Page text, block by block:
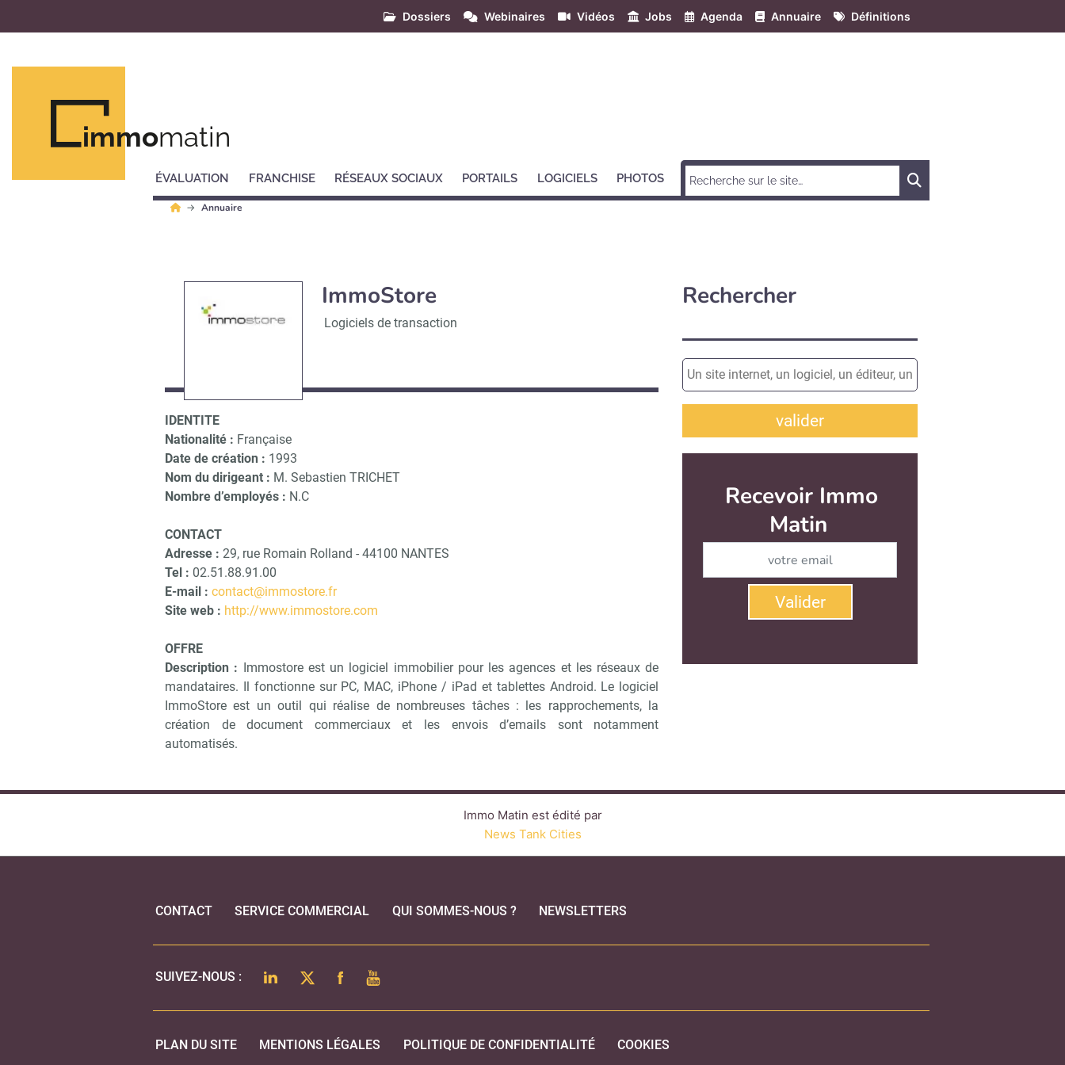
Dossiers Webinaires Vidéos Jobs Agenda Annuaire Définitions
immomatin
ÉVALUATION FRANCHISE RÉSEAUX SOCIAUX PORTAILS LOGICIELS PHOTOS
Annuaire
ImmoStore
Logiciels de transaction
IDENTITE
Nationalité : Française
Date de création : 1993
Nom du dirigeant : M. Sebastien TRICHET
Nombre d’employés : N.C
CONTACT
Adresse : 29, rue Romain Rolland - 44100 NANTES
Tel : 02.51.88.91.00
E-mail : contact@immostore.fr
Site web : http://www.immostore.com
OFFRE
Description : Immostore est un logiciel immobilier pour les agences et les réseaux de
mandataires. Il fonctionne sur PC, MAC, iPhone / iPad et tablettes Android. Le logiciel
ImmoStore est un outil qui réalise de nombreuses tâches : les rapprochements, la
création de document commerciaux et les envois d’emails sont notamment
automatisés.
Rechercher
valider
Recevoir Immo
Matin
Valider
Immo Matin est édité par
News Tank Cities
CONTACT SERVICE COMMERCIAL QUI SOMMES-NOUS ? NEWSLETTERS
SUIVEZ-NOUS : LINKEDINTWITTERFACEBOOK
YOUTUBE
PLAN DU SITE MENTIONS LÉGALES POLITIQUE DE CONFIDENTIALITÉ COOKIES